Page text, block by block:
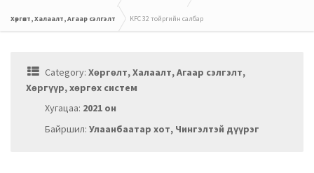
Хөргөлт, Халаалт, Агаар сэлгэлт KFC 32 тойргийн салбар
Category: Хөргөлт, Халаалт, Агаар сэлгэлт,
Хөргүүр, хөргөх систем
Хугацаа: 2021 он
Байршил: Улаанбаатар хот, Чингэлтэй дүүрэг